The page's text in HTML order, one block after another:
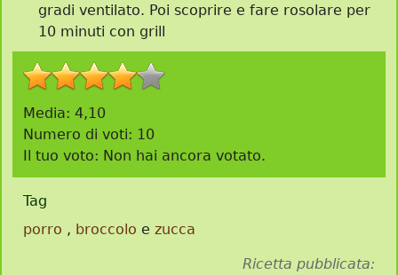
gradi ventilato. Poi scoprire e fare rosolare per
10 minuti con grill
Media: 4,10
Numero di voti: 10
Il tuo voto: Non hai ancora votato.
Tag
porro , broccolo e zucca
Ricetta pubblicata: